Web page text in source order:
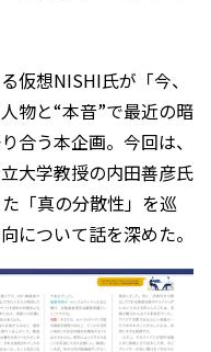
仮想NISHI氏が「今、
物と“本音”で最近の暗
合う本企画。今回は、
大学教授の内田善彦氏
「真の分散性」を巡
について話を深めた。